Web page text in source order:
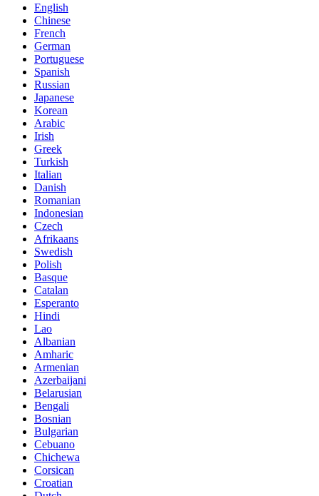
English
Chinese
French
German
Portuguese
Spanish
Russian
Japanese
Korean
Arabic
Irish
Greek
Turkish
Italian
Danish
Romanian
Indonesian
Czech
Afrikaans
Swedish
Polish
Basque
Catalan
Esperanto
Hindi
Lao
Albanian
Amharic
Armenian
Azerbaijani
Belarusian
Bengali
Bosnian
Bulgarian
Cebuano
Chichewa
Corsican
Croatian